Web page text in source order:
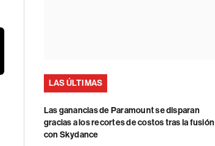
LAS ÚLTIMAS
Las ganancias de Paramount se disparan
gracias a los recortes de costos tras la fusión
con Skydance